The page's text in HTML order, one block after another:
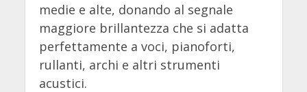
medie e alte, donando al segnale
maggiore brillantezza che si adatta
perfettamente a voci, pianoforti,
rullanti, archi e altri strumenti
acustici.